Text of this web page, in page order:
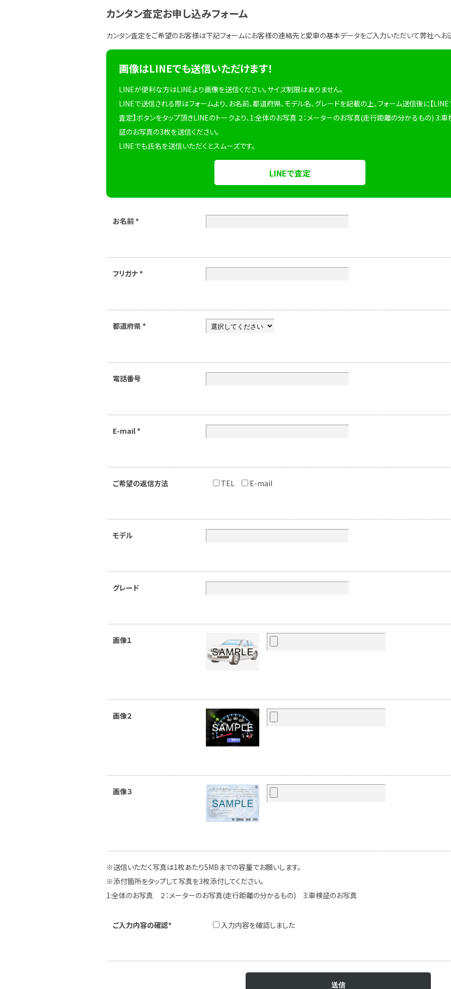
カンタン査定お申し込みフォーム
カンタン査定をご希望のお客様は下記フォームにお客様の連絡先と愛車の基本データをご入力いただいて弊社へお
画像はLINEでも送信いただけます！
LINEが便利な方はLINEより画像を送信ください。サイズ制限はありません。
LINEで送信される際はフォームより、お名前、都道府県、モデル名、グレードを記載の上、フォーム送信後に【LINE
査定】ボタンをタップ頂きLINEのトークより、1:全体のお写真 ２：メーターのお写真(走行距離の分かるもの) 3:車
証のお写真の3枚を送信ください。
LINEでも氏名を送信いただくとスムーズです。
LINEで査定
お名前 *
フリガナ *
都道府県 *
電話番号
E-mail *
ご希望の返信方法 TEL E-mail
モデル
グレード
画像１
画像２
画像３
※送信いただく写真は1枚あたり5MBまでの容量でお願いします。
※添付箇所をタップして写真を3枚添付してください。
1:全体のお写真 ２：メーターのお写真(走行距離の分かるもの) 3:車検証のお写真
ご入力内容の確認* 入力内容を確認しました